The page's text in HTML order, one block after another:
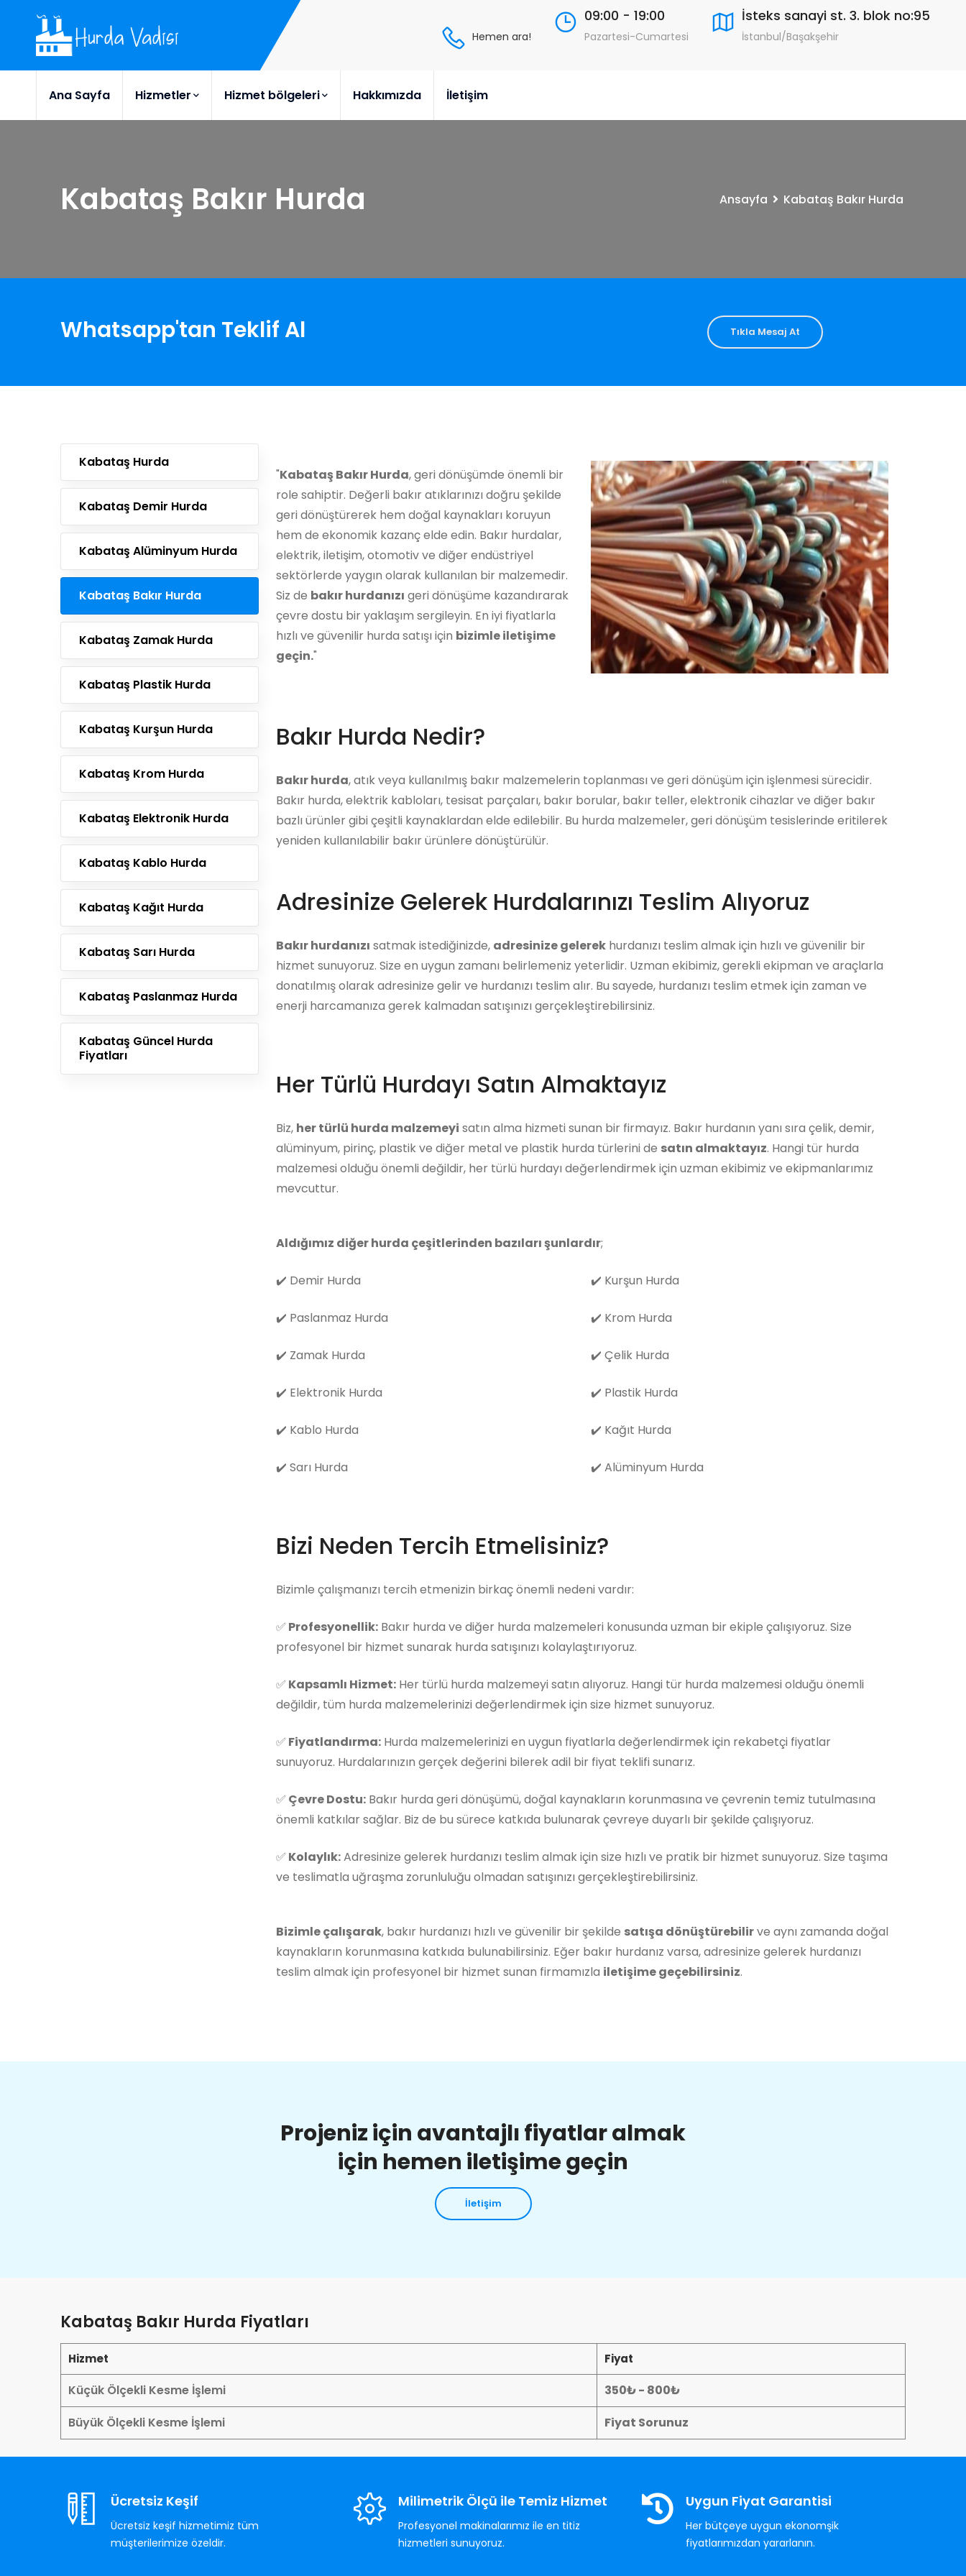
Hemen ara!
09:00 - 19:00
Pazartesi-Cumartesi
İsteks sanayi st. 3. blok no:95
İstanbul/Başakşehir
Ana Sayfa Hizmetler Hizmet bölgeleri Hakkımızda İletişim
Kabataş Bakır Hurda Ansayfa Kabataş Bakır Hurda
Whatsapp'tan Teklif Al Tıkla Mesaj At
Kabataş Hurda
Kabataş Demir Hurda
Kabataş Alüminyum Hurda
Kabataş Bakır Hurda
Kabataş Zamak Hurda
Kabataş Plastik Hurda
Kabataş Kurşun Hurda
Kabataş Krom Hurda
Kabataş Elektronik Hurda
Kabataş Kablo Hurda
Kabataş Kağıt Hurda
Kabataş Sarı Hurda
Kabataş Paslanmaz Hurda
Kabataş Güncel Hurda
Fiyatları
"Kabataş Bakır Hurda, geri dönüşümde önemli bir
role sahiptir. Değerli bakır atıklarınızı doğru şekilde
geri dönüştürerek hem doğal kaynakları koruyun
hem de ekonomik kazanç elde edin. Bakır hurdalar,
elektrik, iletişim, otomotiv ve diğer endüstriyel
sektörlerde yaygın olarak kullanılan bir malzemedir.
Siz de bakır hurdanızı geri dönüşüme kazandırarak
çevre dostu bir yaklaşım sergileyin. En iyi fiyatlarla
hızlı ve güvenilir hurda satışı için bizimle iletişime
geçin."
Bakır Hurda Nedir?
Bakır hurda, atık veya kullanılmış bakır malzemelerin toplanması ve geri dönüşüm için işlenmesi sürecidir.
Bakır hurda, elektrik kabloları, tesisat parçaları, bakır borular, bakır teller, elektronik cihazlar ve diğer bakır
bazlı ürünler gibi çeşitli kaynaklardan elde edilebilir. Bu hurda malzemeler, geri dönüşüm tesislerinde eritilerek
yeniden kullanılabilir bakır ürünlere dönüştürülür.
Adresinize Gelerek Hurdalarınızı Teslim Alıyoruz
Bakır hurdanızı satmak istediğinizde, adresinize gelerek hurdanızı teslim almak için hızlı ve güvenilir bir
hizmet sunuyoruz. Size en uygun zamanı belirlemeniz yeterlidir. Uzman ekibimiz, gerekli ekipman ve araçlarla
donatılmış olarak adresinize gelir ve hurdanızı teslim alır. Bu sayede, hurdanızı teslim etmek için zaman ve
enerji harcamanıza gerek kalmadan satışınızı gerçekleştirebilirsiniz.
Her Türlü Hurdayı Satın Almaktayız
Biz, her türlü hurda malzemeyi satın alma hizmeti sunan bir firmayız. Bakır hurdanın yanı sıra çelik, demir,
alüminyum, pirinç, plastik ve diğer metal ve plastik hurda türlerini de satın almaktayız. Hangi tür hurda
malzemesi olduğu önemli değildir, her türlü hurdayı değerlendirmek için uzman ekibimiz ve ekipmanlarımız
mevcuttur.
Aldığımız diğer hurda çeşitlerinden bazıları şunlardır;
✔️ Demir Hurda
✔️ Paslanmaz Hurda
✔️ Zamak Hurda
✔️ Elektronik Hurda
✔️ Kablo Hurda
✔️ Sarı Hurda
✔️ Kurşun Hurda
✔️ Krom Hurda
✔️ Çelik Hurda
✔️ Plastik Hurda
✔️ Kağıt Hurda
✔️ Alüminyum Hurda
Bizi Neden Tercih Etmelisiniz?
Bizimle çalışmanızı tercih etmenizin birkaç önemli nedeni vardır:
✅ Profesyonellik: Bakır hurda ve diğer hurda malzemeleri konusunda uzman bir ekiple çalışıyoruz. Size
profesyonel bir hizmet sunarak hurda satışınızı kolaylaştırıyoruz.
✅ Kapsamlı Hizmet: Her türlü hurda malzemeyi satın alıyoruz. Hangi tür hurda malzemesi olduğu önemli
değildir, tüm hurda malzemelerinizi değerlendirmek için size hizmet sunuyoruz.
✅ Fiyatlandırma: Hurda malzemelerinizi en uygun fiyatlarla değerlendirmek için rekabetçi fiyatlar
sunuyoruz. Hurdalarınızın gerçek değerini bilerek adil bir fiyat teklifi sunarız.
✅ Çevre Dostu: Bakır hurda geri dönüşümü, doğal kaynakların korunmasına ve çevrenin temiz tutulmasına
önemli katkılar sağlar. Biz de bu sürece katkıda bulunarak çevreye duyarlı bir şekilde çalışıyoruz.
✅ Kolaylık:Adresinize gelerek hurdanızı teslim almak için size hızlı ve pratik bir hizmet sunuyoruz. Size taşıma
ve teslimatla uğraşma zorunluluğu olmadan satışınızı gerçekleştirebilirsiniz.
Bizimle çalışarak, bakır hurdanızı hızlı ve güvenilir bir şekilde satışa dönüştürebilirve aynı zamanda doğal
kaynakların korunmasına katkıda bulunabilirsiniz. Eğer bakır hurdanız varsa, adresinize gelerek hurdanızı
teslim almak için profesyonel bir hizmet sunan firmamızla iletişime geçebilirsiniz.
Projeniz için avantajlı fiyatlar almak
için hemen iletişime geçin
İletişim
Kabataş Bakır Hurda Fiyatları
Hizmet Fiyat
Küçük Ölçekli Kesme İşlemi
350₺ - 800₺
Büyük Ölçekli Kesme İşlemi
Fiyat Sorunuz
Ücretsiz Keşif
Ücretsiz keşif hizmetimiz tüm
müşterilerimize özeldir.
Milimetrik Ölçü ile Temiz Hizmet
Profesyonel makinalarımız ile en titiz
hizmetleri sunuyoruz.
Uygun Fiyat Garantisi
Her bütçeye uygun ekonomşik
fiyatlarımızdan yararlanın.